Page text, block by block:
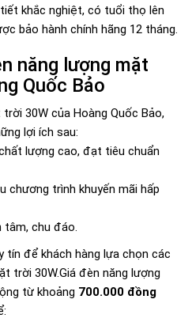
khắc nghiệt, có tuổi thọ lên
bảo hành chính hãng 12 tháng.
năng lượng mặt
Quốc Bảo
30W của Hoàng Quốc Bảo,
lợi ích sau:
lượng cao, đạt tiêu chuẩn
chương trình khuyến mãi hấp
tâm, chu đáo.
tín để khách hàng lựa chọn các
trời 30W.Giá đèn năng lượng
từ khoảng 700.000 đồng